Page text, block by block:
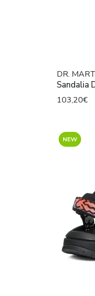
DR.
Sandalia
103,20€
NEW